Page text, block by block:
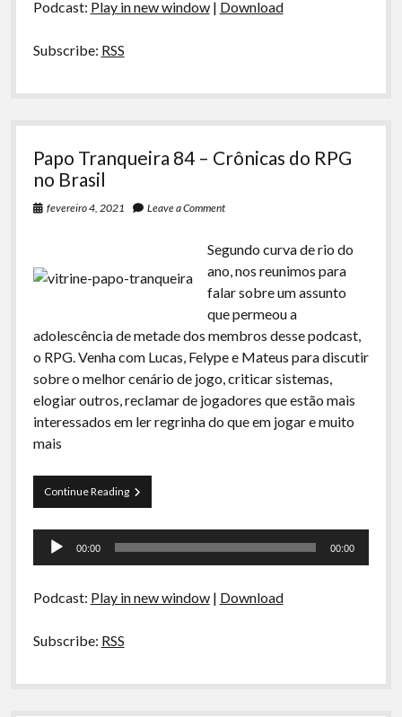
Podcast: Play in new window| Download
Subscribe: RSS
Papo Tranqueira 84 – Crônicas do RPG
no Brasil
fevereiro 4, 2021 Leave a Comment
Segundo curva de rio do
ano, nos reunimos para
falar sobre um assunto
que permeou a
adolescência de metade dos membros desse podcast,
o RPG. Venha com Lucas, Felype e Mateus para discutir
sobre o melhor cenário de jogo, criticar sistemas,
elogiar outros, reclamar de jogadores que estão mais
interessados em ler regrinha do que em jogar e muito
mais
Continue ReadingPapo
Tranqueira
Crônicas
no
Tocador
00:00 00:00
Podcast: Play in new window| Download
Subscribe: RSS